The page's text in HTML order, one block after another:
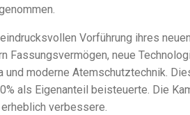
Vorführung ihres
Fassungsvermögen, neue
moderne Atemschutztechnik.
als Eigenanteil beisteuerte. Die
verbessere.